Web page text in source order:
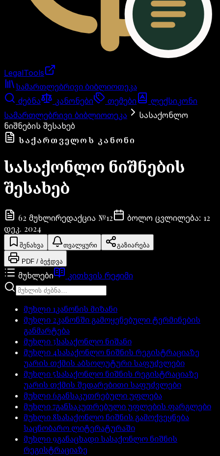
LegalTools
ანგარიში იტვირთება
სამართლებრივი ბიბლიოთეკა
ძებნა კანონები თემები
ლექსიკონი
სამართლებრივი ბიბლიოთეკა
სასაქონლო
ნიშნების შესახებ
ᲡᲐᲥᲐᲠᲗᲕᲔᲚᲝᲡ ᲙᲐᲜᲝᲜᲘ
სასაქონლო ნიშნების
შესახებ
62 მუხლირედაქცია №12 ბოლო ცვლილება: 12
დეკ. 2024
შენახვა თვალყური გაზიარება
PDF / ბეჭდვა
მუხლები კითხვის რეჟიმი
მუხლი 1კანონის მიზანი
მუხლი 2კანონში გამოყენებული ტერმინების
განმარტება
მუხლი3სასაქონლო ნიშანი
მუხლი 4სასაქონლო ნიშნის რეგისტრაციაზე
უარის თქმის აბსოლუტური საფუძვლები
მუხლი 5სასაქონლო ნიშნის რეგისტრაციაზე
უარის თქმის შედარებითი საფუძვლები
მუხლი 6განსაკუთრებული უფლება
მუხლი7განსაკუთრებული უფლების ფარგლები
მუხლი 8სასაქონლო ნიშნის გამოქვეყნება
საცნობარო ლიტერატურაში
მუხლი 9განაცხადი სასაქონლო ნიშნის
რეგისტრაციაზე